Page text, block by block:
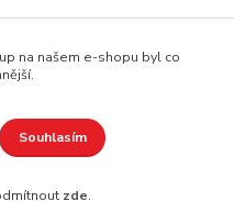
na našem e-shopu byl co
Souhlasím
zde.